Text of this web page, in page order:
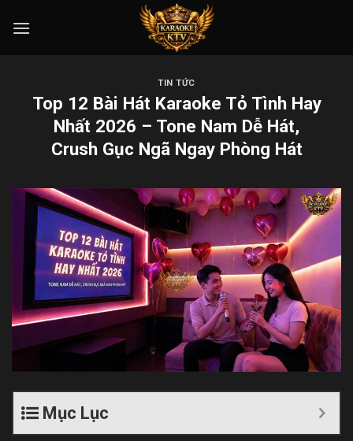
TIN TỨC
Top 12 Bài Hát Karaoke Tỏ Tình Hay
Nhất 2026 – Tone Nam Dễ Hát,
Crush Gục Ngã Ngay Phòng Hát
Mục Lục